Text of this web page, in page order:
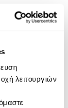
λειτουργιών